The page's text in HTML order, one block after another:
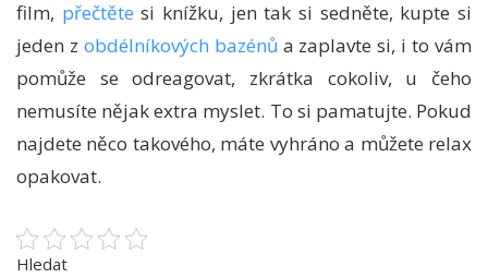
film, přečtěte si knížku, jen tak si sedněte, kupte si
jeden z obdélníkových bazénů a zaplavte si, i to vám
pomůže se odreagovat, zkrátka cokoliv, u čeho
nemusíte nějak extra myslet. To si pamatujte. Pokud
najdete něco takového, máte vyhráno a můžete relax
opakovat.
Hledat